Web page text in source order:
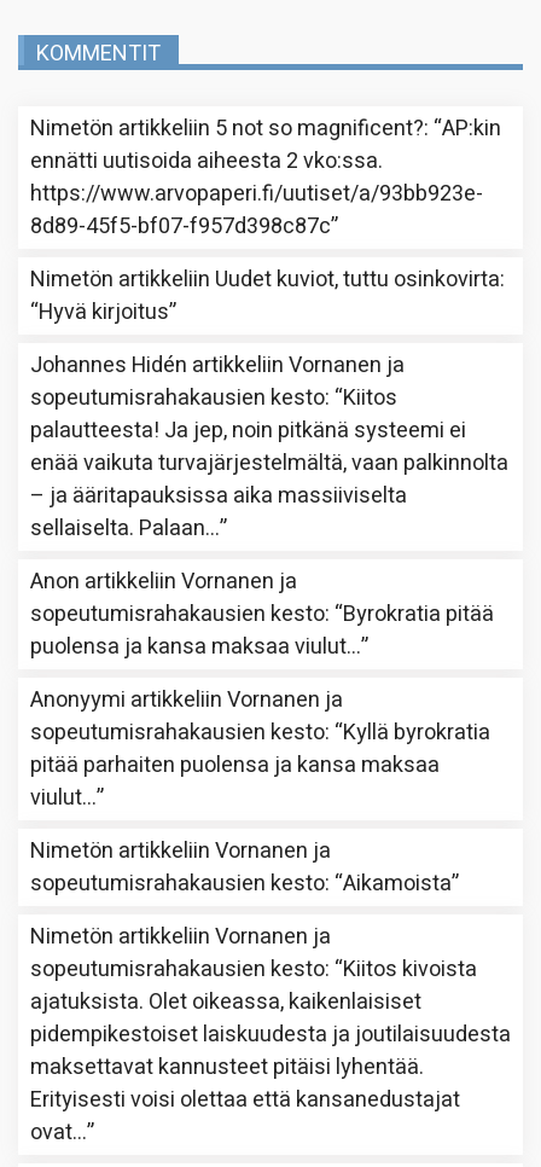
KOMMENTIT
Nimetön artikkeliin 5 not so magnificent?: “AP:kin
ennätti uutisoida aiheesta 2 vko:ssa.
https://www.arvopaperi.fi/uutiset/a/93bb923e-
8d89-45f5-bf07-f957d398c87c”
Nimetön artikkeliin Uudet kuviot, tuttu osinkovirta:
“Hyvä kirjoitus”
Johannes Hidén artikkeliinVornanen ja
sopeutumisrahakausien kesto: “Kiitos
palautteesta! Ja jep, noin pitkänä systeemi ei
enää vaikuta turvajärjestelmältä, vaan palkinnolta
– ja ääritapauksissa aika massiiviselta
sellaiselta. Palaan…”
Anon artikkeliinVornanen ja
sopeutumisrahakausien kesto: “Byrokratia pitää
puolensa ja kansa maksaa viulut…”
Anonyymi artikkeliinVornanen ja
sopeutumisrahakausien kesto: “Kyllä byrokratia
pitää parhaiten puolensa ja kansa maksaa
viulut…”
Nimetön artikkeliinVornanen ja
sopeutumisrahakausien kesto: “Aikamoista”
Nimetön artikkeliinVornanen ja
sopeutumisrahakausien kesto: “Kiitos kivoista
ajatuksista. Olet oikeassa, kaikenlaisiset
pidempikestoiset laiskuudesta ja joutilaisuudesta
maksettavat kannusteet pitäisi lyhentää.
Erityisesti voisi olettaa että kansanedustajat
ovat…”